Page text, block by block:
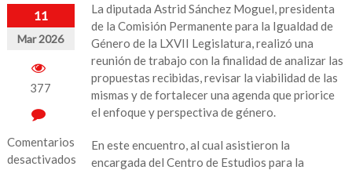
11
Mar 2026
377
Comentarios
desactivados
La diputada Astrid Sánchez Moguel, presidenta
de la Comisión Permanente para la Igualdad de
Género de la LXVII Legislatura, realizó una
reunión de trabajo con la finalidad de analizar las
propuestas recibidas, revisar la viabilidad de las
mismas y de fortalecer una agenda que priorice
el enfoque y perspectiva de género.
En este encuentro, al cual asistieron la
encargada del Centro de Estudios para la